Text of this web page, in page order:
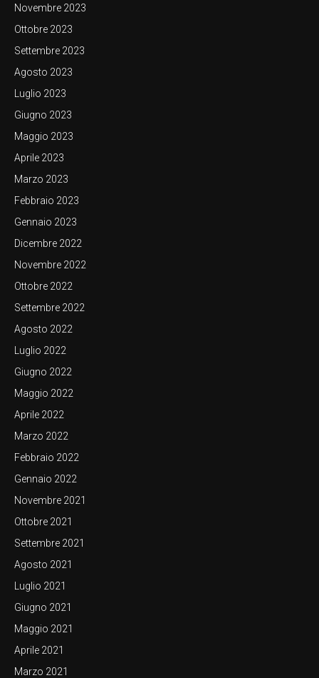
Novembre 2023
Ottobre 2023
Settembre 2023
Agosto 2023
Luglio 2023
Giugno 2023
Maggio 2023
Aprile 2023
Marzo 2023
Febbraio 2023
Gennaio 2023
Dicembre 2022
Novembre 2022
Ottobre 2022
Settembre 2022
Agosto 2022
Luglio 2022
Giugno 2022
Maggio 2022
Aprile 2022
Marzo 2022
Febbraio 2022
Gennaio 2022
Novembre 2021
Ottobre 2021
Settembre 2021
Agosto 2021
Luglio 2021
Giugno 2021
Maggio 2021
Aprile 2021
Marzo 2021